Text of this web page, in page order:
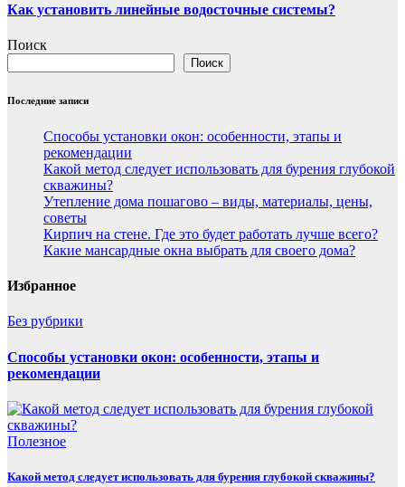
Как установить линейные водосточные системы?
Поиск
Поиск
Последние записи
Способы установки окон: особенности, этапы и
рекомендации
Какой метод следует использовать для бурения глубокой
скважины?
Утепление дома пошагово – виды, материалы, цены,
советы
Кирпич на стене. Где это будет работать лучше всего?
Какие мансардные окна выбрать для своего дома?
Избранное
Без рубрики
Способы установки окон: особенности, этапы и
рекомендации
Полезнoe
Какой метод следует использовать для бурения глубокой скважины?